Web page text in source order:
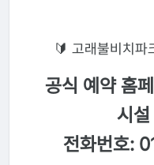
🔰 고래불비치파
공식 예약 홈
시설
전화번호: